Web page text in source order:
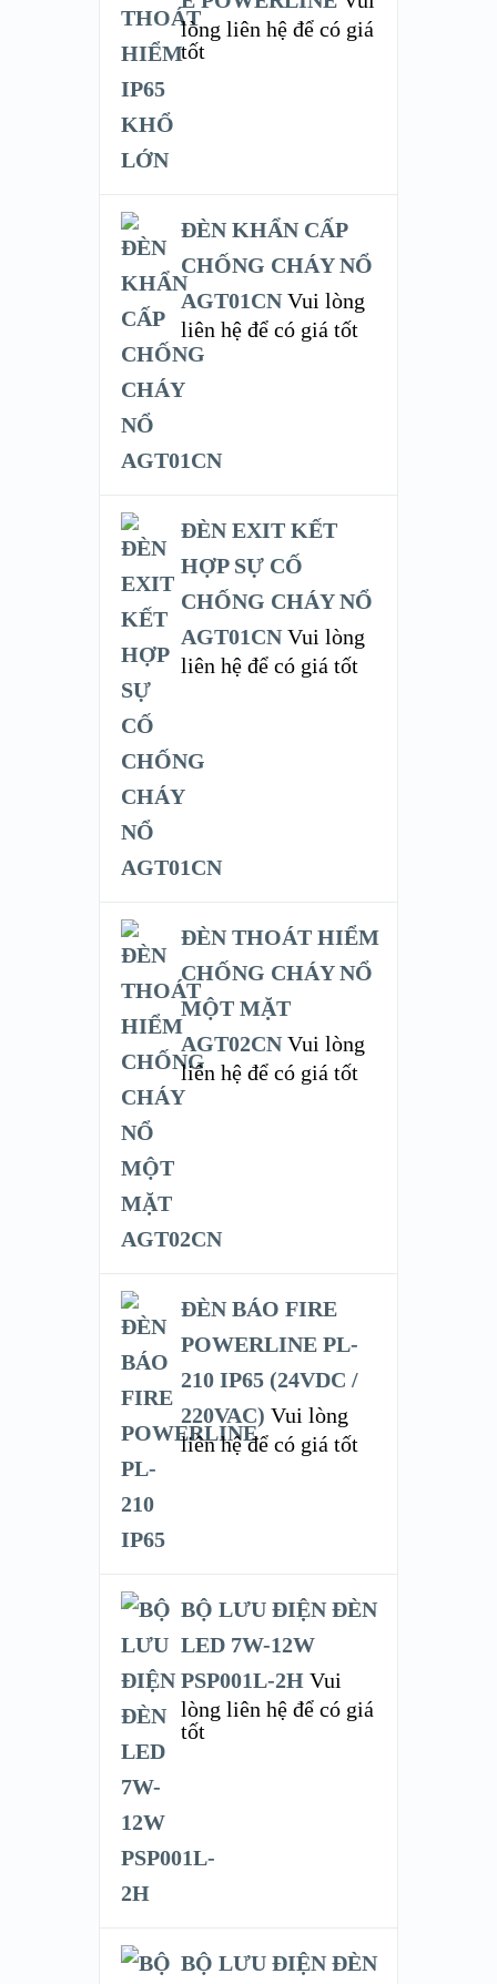
lòng liên hệ để có giá
tốt
ĐÈN KHẨN CẤP
CHỐNG CHÁY NỔ
AGT01CN Vui lòng
liên hệ để có giá tốt
ĐÈN EXIT KẾT
HỢP SỰ CỐ
CHỐNG CHÁY NỔ
AGT01CN Vui lòng
liên hệ để có giá tốt
ĐÈN THOÁT HIỂM
CHỐNG CHÁY NỔ
MỘT MẶT
AGT02CN Vui lòng
liên hệ để có giá tốt
ĐÈN BÁO FIRE
POWERLINE PL-
210 IP65 (24VDC /
220VAC) Vui lòng
liên hệ để có giá tốt
BỘ LƯU ĐIỆN ĐÈN
LED 7W-12W
PSP001L-2H Vui
lòng liên hệ để có giá
tốt
BỘ LƯU ĐIỆN ĐÈN